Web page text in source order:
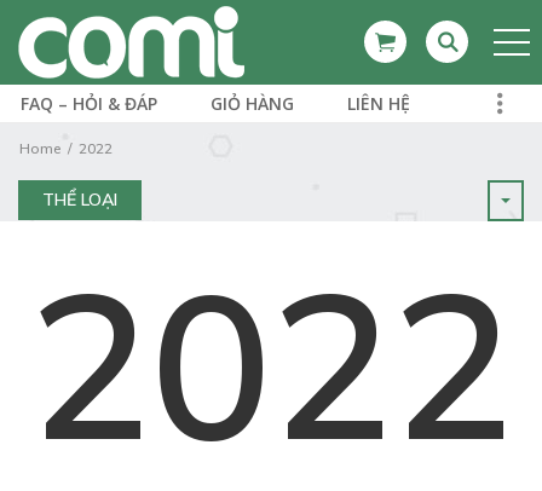
FAQ – HỎI & ĐÁP GIỎ HÀNG LIÊN HỆ
Home 2022
THỂ LOẠI
2022